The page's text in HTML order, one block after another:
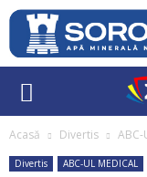
Acasă Divertis ABC-
Divertis ABC-UL MEDICAL